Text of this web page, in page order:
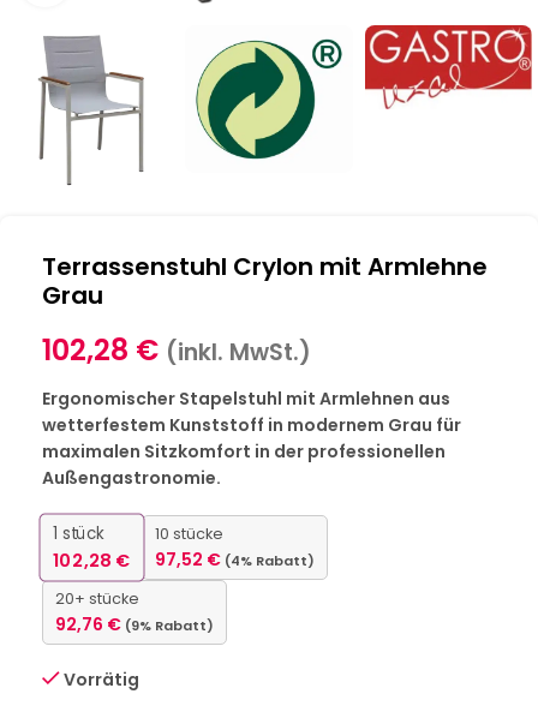
Terrassenstuhl Crylon mit Armlehne
Grau
102,28 € (inkl. MwSt.)
Ergonomischer Stapelstuhl mit Armlehnen aus
wetterfestem Kunststoff in modernem Grau für
maximalen Sitzkomfort in der professionellen
Außengastronomie.
1 stück
102,28 €
10 stücke
97,52 € (4% Rabatt)
20+ stücke
92,76 € (9% Rabatt)
Vorrätig